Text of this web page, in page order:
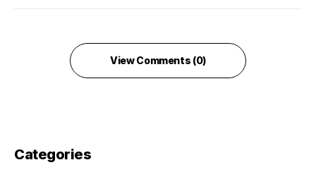
View Comments (0)
Categories